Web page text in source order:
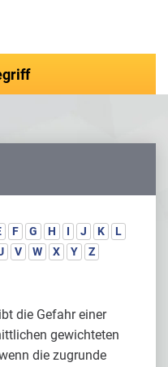
F G H I J K
L
V W X Y Z
die Gefahr einer
gewichteten
die zugrunde